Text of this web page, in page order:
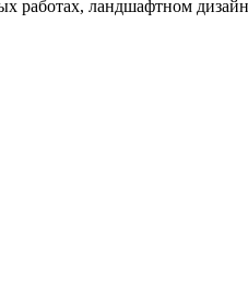
работах, ландшафтном